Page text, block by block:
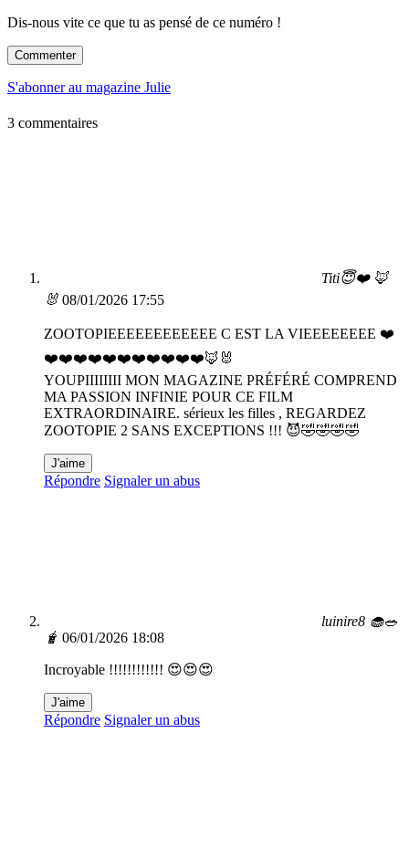
Dis-nous vite ce que tu as pensé de ce numéro !
Commenter
S'abonner au magazine Julie
3 commentaires
Titi😇❤️ 🦊
🐰 08/01/2026 17:55
ZOOTOPIEEEEEEEEEEEE C EST LA VIEEEEEEEE ❤️
❤️❤️❤️❤️❤️❤️❤️❤️❤️❤️❤️🦊🐰
YOUPIIIIIIII MON MAGAZINE PRÉFÉRÉ COMPREND
MA PASSION INFINIE POUR CE FILM
EXTRAORDINAIRE. sérieux les filles , REGARDEZ
ZOOTOPIE 2 SANS EXCEPTIONS !!! 😈🤣🤣🤣🤣
J'aime
Répondre Signaler un abus
luinire8 🧁🥗
🧋 06/01/2026 18:08
Incroyable !!!!!!!!!!!! 😍😍😍
J'aime
Répondre Signaler un abus